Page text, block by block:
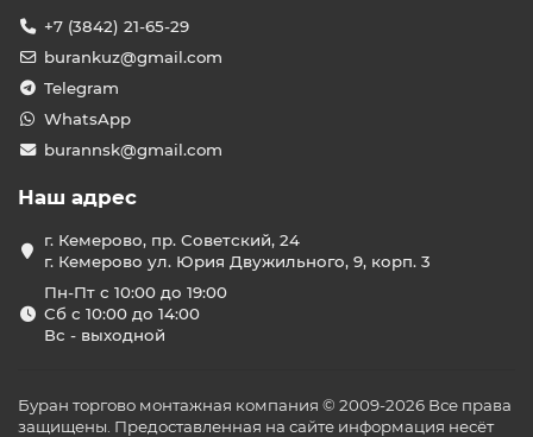
+7 (3842) 21-65-29
burankuz@gmail.com
Telegram
WhatsApp
burannsk@gmail.com
Наш адрес
г. Кемерово, пр. Советский, 24
г. Кемерово ул. Юрия Двужильного, 9, корп. 3
Пн-Пт с 10:00 до 19:00
Сб с 10:00 до 14:00
Вс - выходной
Буран торгово монтажная компания © 2009-2026 Все права
защищены. Предоставленная на сайте информация несёт